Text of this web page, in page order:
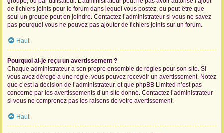
de fichiers joints pour le forum dans lequel vous postez, ou peut-être que
seul un groupe peut en joindre. Contactez l’administrateur si vous ne savez
pas pourquoi vous ne pouvez pas ajouter de fichiers joints sur un forum.
Haut
Pourquoi ai-je reçu un avertissement ?
Chaque administrateur a son propre ensemble de règles pour son site. Si
vous avez dérogé à une règle, vous pouvez recevoir un avertissement. Notez
que c’est la décision de l’administrateur, et que phpBB Limited n’est pas
concerné par les avertissements d’un site donné. Contactez l’administrateur
si vous ne comprenez pas les raisons de votre avertissement.
Haut